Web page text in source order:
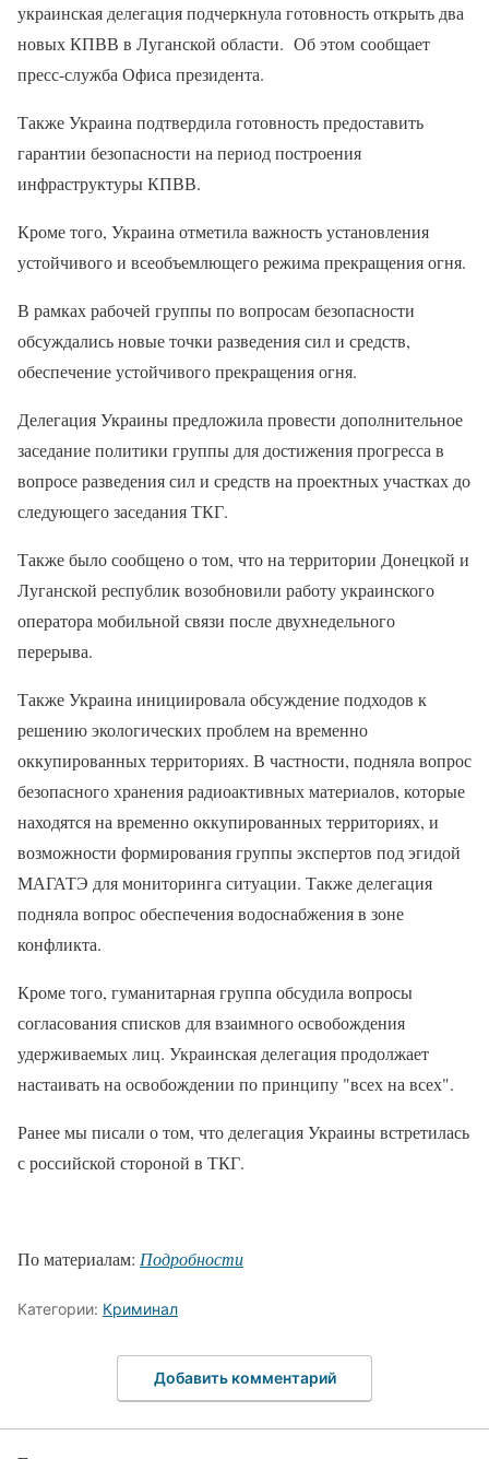
украинская делегация подчеркнула готовность открыть два
новых КПВВ в Луганской области. Об этом сообщает
пресс-служба Офиса президента.
Также Украина подтвердила готовность предоставить
гарантии безопасности на период построения
инфраструктуры КПВВ.
Кроме того, Украина отметила важность установления
устойчивого и всеобъемлющего режима прекращения огня.
В рамках рабочей группы по вопросам безопасности
обсуждались новые точки разведения сил и средств,
обеспечение устойчивого прекращения огня.
Делегация Украины предложила провести дополнительное
заседание политики группы для достижения прогресса в
вопросе разведения сил и средств на проектных участках до
следующего заседания ТКГ.
Также было сообщено о том, что на территории Донецкой и
Луганской республик возобновили работу украинского
оператора мобильной связи после двухнедельного
перерыва.
Также Украина инициировала обсуждение подходов к
решению экологических проблем на временно
оккупированных территориях. В частности, подняла вопрос
безопасного хранения радиоактивных материалов, которые
находятся на временно оккупированных территориях, и
возможности формирования группы экспертов под эгидой
МАГАТЭ для мониторинга ситуации. Также делегация
подняла вопрос обеспечения водоснабжения в зоне
конфликта.
Кроме того, гуманитарная группа обсудила вопросы
согласования списков для взаимного освобождения
удерживаемых лиц. Украинская делегация продолжает
настаивать на освобождении по принципу "всех на всех".
Ранее мы писали о том, что делегация Украины встретилась
с российской стороной в ТКГ.
По материалам: Подробности
Категории: Криминал
Добавить комментарий